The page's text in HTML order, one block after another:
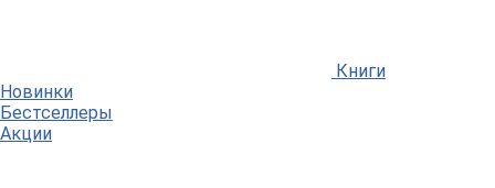
Книги
Новинки
Бестселлеры
Акции